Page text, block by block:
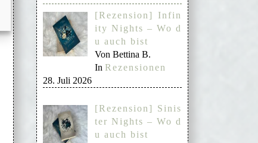
[Rezension] Infin
ity Nights – Wo d
u auch bist
Von Bettina B.
In Rezensionen
28. Juli 2026
[Rezension] Sinis
ter Nights – Wo d
u auch bist